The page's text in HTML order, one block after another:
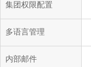
集团权限配置
多语言管理
内部邮件